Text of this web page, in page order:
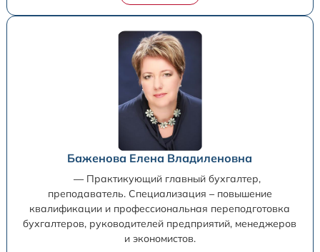
Баженова Елена Владиленовна
— Практикующий главный бухгалтер,
преподаватель. Специализация – повышение
квалификации и профессиональная переподготовка
бухгалтеров, руководителей предприятий, менеджеров
и экономистов.